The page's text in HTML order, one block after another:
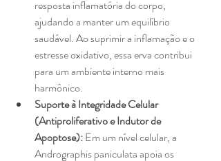
resposta inflamatória do corpo,
ajudando a manter um equilíbrio
saudável. Ao suprimir a inflamação e o
estresse oxidativo, essa erva contribui
para um ambiente interno mais
harmônico.
Suporte à Integridade Celular
(Antiproliferativo e Indutor de
Apoptose): Em um nível celular, a
Andrographis paniculata apoia os